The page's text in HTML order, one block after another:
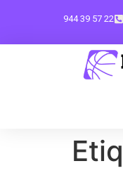
944 39 57 22